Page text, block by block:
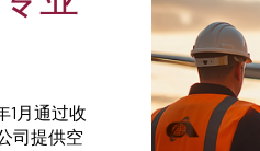
1月通过收
司提供空